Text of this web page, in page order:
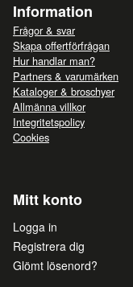
Information
Frågor & svar
Skapa offertförfrågan
Hur handlar man?
Partners & varumärken
Kataloger & broschyer
Allmänna villkor
Integritetspolicy
Cookies
Mitt konto
Logga in
Registrera dig
Glömt lösenord?